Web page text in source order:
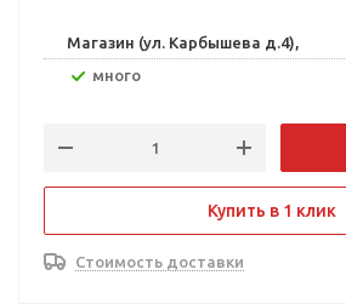
Магазин (ул. Карбышева д.4),
Много
Купить в 1 клик
Стоимость доставки